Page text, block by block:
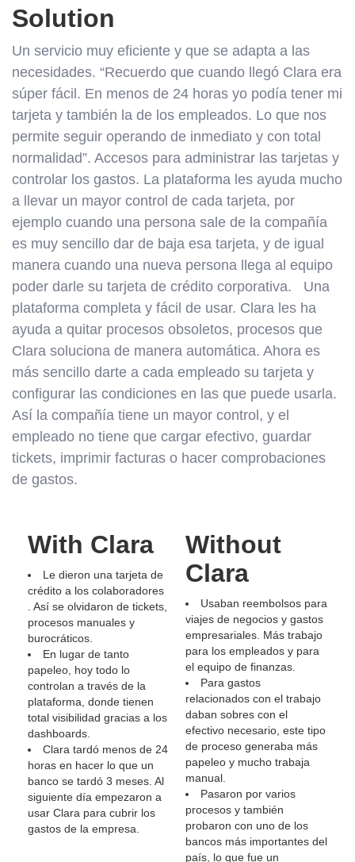
Solution
Un servicio muy eficiente y que se adapta a las
necesidades. “Recuerdo que cuando llegó Clara era
súper fácil. En menos de 24 horas yo podía tener mi
tarjeta y también la de los empleados. Lo que nos
permite seguir operando de inmediato y con total
normalidad”. Accesos para administrar las tarjetas y
controlar los gastos. La plataforma les ayuda mucho
a llevar un mayor control de cada tarjeta, por
ejemplo cuando una persona sale de la compañía
es muy sencillo dar de baja esa tarjeta, y de igual
manera cuando una nueva persona llega al equipo
poder darle su tarjeta de crédito corporativa. Una
plataforma completa y fácil de usar. Clara les ha
ayuda a quitar procesos obsoletos, procesos que
Clara soluciona de manera automática. Ahora es
más sencillo darte a cada empleado su tarjeta y
configurar las condiciones en las que puede usarla.
Así la compañía tiene un mayor control, y el
empleado no tiene que cargar efectivo, guardar
tickets, imprimir facturas o hacer comprobaciones
de gastos.
With Clara
Le dieron una tarjeta de
crédito a los colaboradores
. Así se olvidaron de tickets,
procesos manuales y
burocráticos.
En lugar de tanto
papeleo, hoy todo lo
controlan a través de la
plataforma, donde tienen
total visibilidad gracias a los
dashboards.
Clara tardó menos de 24
horas en hacer lo que un
banco se tardó 3 meses. Al
siguiente día empezaron a
usar Clara para cubrir los
gastos de la empresa.
Without
Clara
Usaban reembolsos para
viajes de negocios y gastos
empresariales. Más trabajo
para los empleados y para
el equipo de finanzas.
Para gastos
relacionados con el trabajo
daban sobres con el
efectivo necesario, este tipo
de proceso generaba más
papeleo y mucho trabaja
manual.
Pasaron por varios
procesos y también
probaron con uno de los
bancos más importantes del
país, lo que fue un